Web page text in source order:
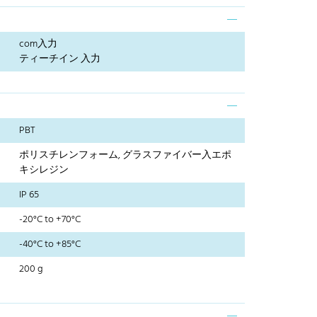
com入力
ティーチイン 入力
PBT
ポリスチレンフォーム, グラスファイバー入エポ
キシレジン
IP 65
-20°C to +70°C
-40°C to +85°C
200 g